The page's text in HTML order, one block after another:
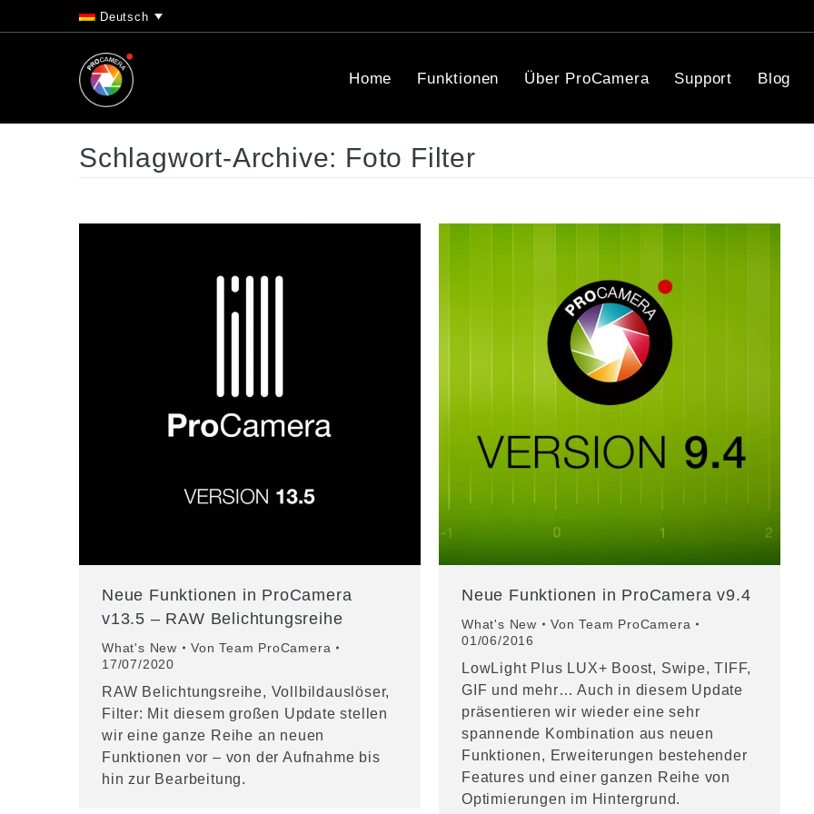
Deutsch
Home Funktionen Über ProCamera Support Blog
Schlagwort-Archive: Foto Filter
Neue Funktionen in ProCamera
v13.5 – RAW Belichtungsreihe
What's New VonTeam ProCamera
17/07/2020
RAW Belichtungsreihe, Vollbildauslöser,
Filter: Mit diesem großen Update stellen
wir eine ganze Reihe an neuen
Funktionen vor – von der Aufnahme bis
hin zur Bearbeitung.
Neue Funktionen in ProCamera v9.4
What's New VonTeam ProCamera
01/06/2016
LowLight Plus LUX+ Boost, Swipe, TIFF,
GIF und mehr… Auch in diesem Update
präsentieren wir wieder eine sehr
spannende Kombination aus neuen
Funktionen, Erweiterungen bestehender
Features und einer ganzen Reihe von
Optimierungen im Hintergrund.